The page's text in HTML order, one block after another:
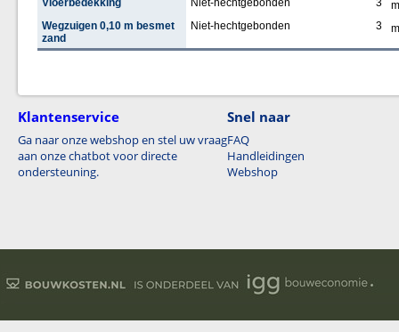
Vloerbedekking
Niet-hechtgebonden 3
m
Wegzuigen 0,10 m besmet
zand
Niet-hechtgebonden 3 m
Klantenservice
Ga naar onze webshop en stel uw vraag
aan onze chatbot voor directe
ondersteuning.
Snel naar
FAQ
Handleidingen
Webshop